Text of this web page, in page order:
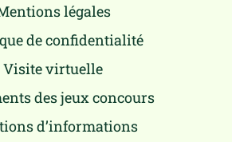
légales
de confidentialité
Visite virtuelle
des jeux concours
d’informations